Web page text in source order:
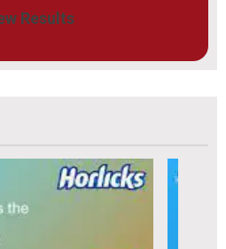
Results